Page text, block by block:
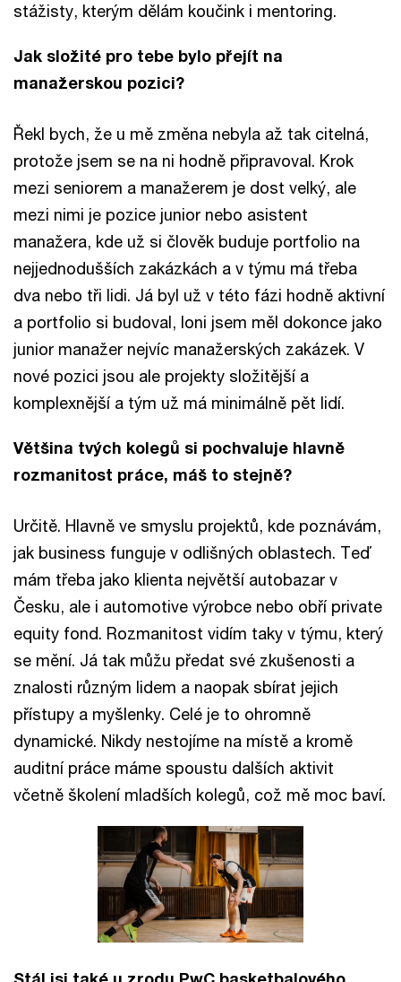
stážisty, kterým dělám koučink i mentoring.
Jak složité pro tebe bylo přejít na
manažerskou pozici?
Řekl bych, že u mě změna nebyla až tak citelná,
protože jsem se na ni hodně připravoval. Krok
mezi seniorem a manažerem je dost velký, ale
mezi nimi je pozice junior nebo asistent
manažera, kde už si člověk buduje portfolio na
nejjednodušších zakázkách a v týmu má třeba
dva nebo tři lidi. Já byl už v této fázi hodně aktivní
a portfolio si budoval, loni jsem měl dokonce jako
junior manažer nejvíc manažerských zakázek. V
nové pozici jsou ale projekty složitější a
komplexnější a tým už má minimálně pět lidí.
Většina tvých kolegů si pochvaluje hlavně
rozmanitost práce, máš to stejně?
Určitě. Hlavně ve smyslu projektů, kde poznávám,
jak business funguje v odlišných oblastech. Teď
mám třeba jako klienta největší autobazar v
Česku, ale i automotive výrobce nebo obří private
equity fond. Rozmanitost vidím taky v týmu, který
se mění. Já tak můžu předat své zkušenosti a
znalosti různým lidem a naopak sbírat jejich
přístupy a myšlenky. Celé je to ohromně
dynamické. Nikdy nestojíme na místě a kromě
auditní práce máme spoustu dalších aktivit
včetně školení mladších kolegů, což mě moc baví.